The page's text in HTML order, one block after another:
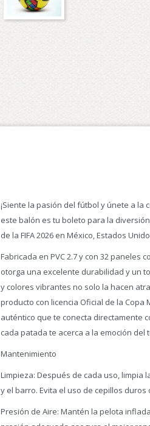
¡Siente la pasión del fútbol y únete a la
este balón es tu boleto para la
de la FIFA 2026 en México, Estados
Fabricada en PVC 2.7 y con 32 paneles
otorga una excelente durabilidad y un
y colores vibrantes no solo la hacen
producto con licencia Oficial de la Copa
auténtico que te conecta directamente
cada patada te acerca a la emoción del
Mantenimiento
Limpieza: Después de cada uso,
y el barro. Evita el uso de cepillos
Presión de Aire: Mantén la pelota